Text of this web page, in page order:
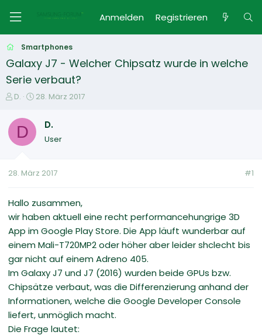
Anmelden Registrieren
Smartphones
Galaxy J7 - Welcher Chipsatz wurde in welche
Serie verbaut?
E
s
e
e
D.
E
t
t
m
28. März 2017
D D.
User
28. März 2017 #1
Hallo zusammen,
wir haben aktuell eine recht performancehungrige 3D
App im Google Play Store. Die App läuft wunderbar auf
einem Mali-T720MP2 oder höher aber leider shclecht bis
gar nicht auf einem Adreno 405.
Im Galaxy J7 und J7 (2016) wurden beide GPUs bzw.
Chipsätze verbaut, was die Differenzierung anhand der
Informationen, welche die Google Developer Console
liefert, unmöglich macht.
Die Frage lautet: